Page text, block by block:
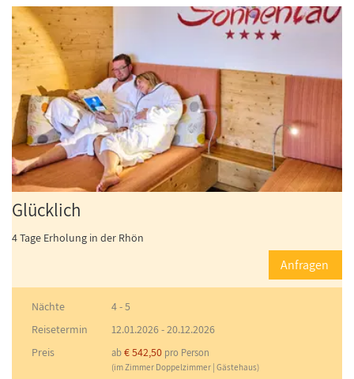
Glücklich
4 Tage Erholung in der Rhön
Anfragen
Nächte
4 - 5
Reisetermin
12.01.2026-20.12.2026
Preis
ab€ 542,50 pro Person
(im Zimmer Doppelzimmer | Gästehaus)